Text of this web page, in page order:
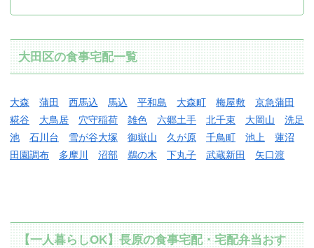
大田区の食事宅配一覧
大森 蒲田 西馬込 馬込 平和島 大森町 梅屋敷
京急蒲田
糀谷
大鳥居 穴守稲荷 雑色 六郷土手 北千束 大岡山
洗足
池
石川台 雪が谷大塚 御嶽山 久が原 千鳥町 池上
蓮沼
田園調布
多摩川 沼部 鵜の木 下丸子 武蔵新田 矢口渡
【一人暮らしOK】長原の食事宅配・宅配弁当おす